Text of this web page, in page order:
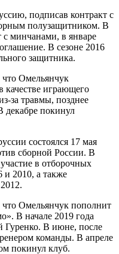
подписав контракт с
полузащитником. В
с минчанами, в январе
В сезоне 2016
защитника.
что Омельянчук
качестве играющего
за травмы, позднее
декабре покинул
состоялся 17 мая
сборной России. В
в отборочных
и 2010, а также
что Омельянчук пополнит
В начале 2019 года
Гуренко. В июне, после
команды. В апреле
покинул клуб.